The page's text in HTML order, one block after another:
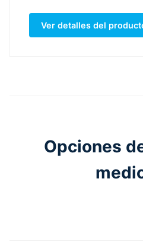
Ver detalles del
Opciones